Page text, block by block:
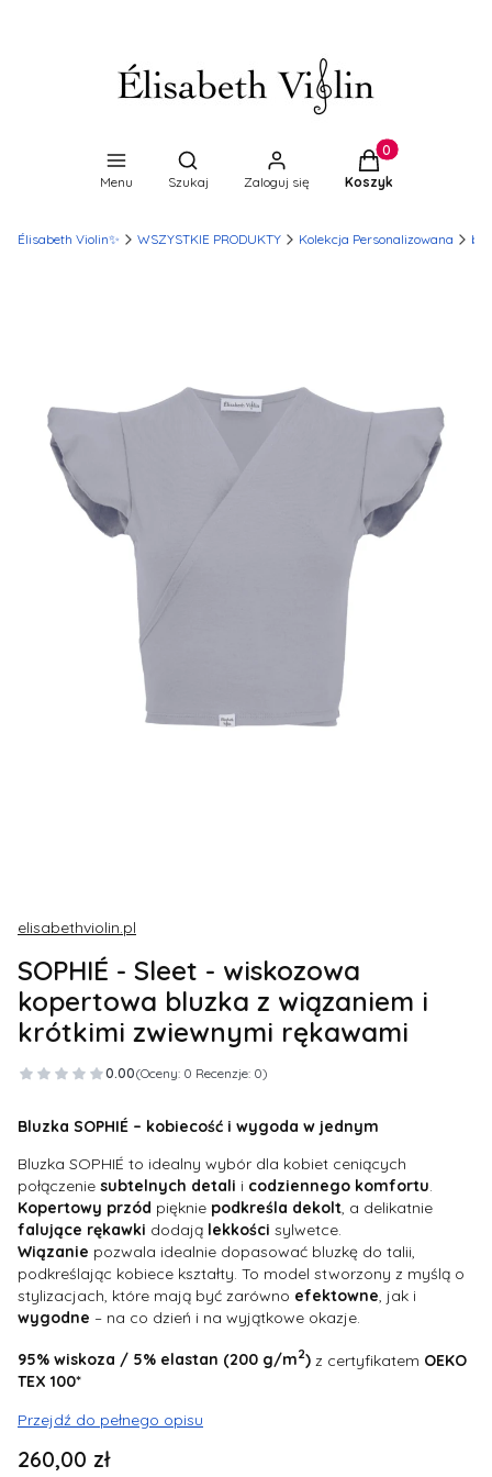
Menu
Otwórz wyszukiwarkę
Szukaj Zaloguj się
Produkty w
Koszyk
Élisabeth Violin✨ WSZYSTKIE PRODUKTY Kolekcja Personalizowana
elisabethviolin.pl
SOPHIÉ - Sleet - wiskozowa
kopertowa bluzka z wiązaniem i
krótkimi zwiewnymi rękawami
0.00(Oceny: 0 Recenzje: 0)
Bluzka SOPHIÉ – kobiecość i wygoda w jednym
Bluzka SOPHIÉ to idealny wybór dla kobiet ceniących
połączenie subtelnych detali i codziennego komfortu
Kopertowy przód pięknie podkreśla dekolt , a delikatnie
falujące rękawki dodają lekkości sylwetce.
Wiązanie pozwala idealnie dopasować bluzkę do talii,
podkreślając kobiece kształty. To model stworzony z myślą o
stylizacjach, które mają być zarówno efektowne , jak i
wygodne – na co dzień i na wyjątkowe okazje.
95% wiskoza / 5% elastan (200 g/m2) z certyfikatem OEKO
TEX 100*
Przejdź do pełnego opisu
Cena
260,00 zł